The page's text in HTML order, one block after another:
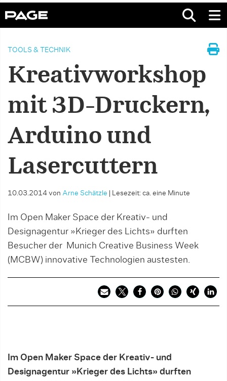
TOOLS & TECHNIK
Kreativworkshop
mit 3D-Druckern,
Arduino und
Lasercuttern
10.03.2014 von Arne Schätzle Lesezeit: ca. eine Minute
Im Open Maker Space der Kreativ- und
Designagentur »Krieger des Lichts» durften
Besucher der Munich Creative Business Week
(MCBW) innovative Technologien austesten.
Im Open Maker Space der Kreativ- und
Designagentur »Krieger des Lichts» durften